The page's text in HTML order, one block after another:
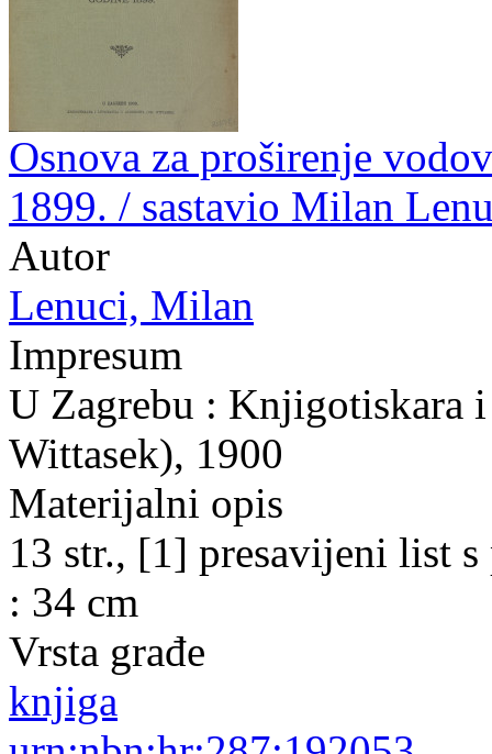
Osnova za proširenje
1899. / sastavio Milan
Autor
Lenuci, Milan
Impresum
U Zagrebu : Knjigotiskara
Wittasek), 1900
Materijalni opis
13 str., [1] presavijeni list
: 34 cm
Vrsta građe
knjiga